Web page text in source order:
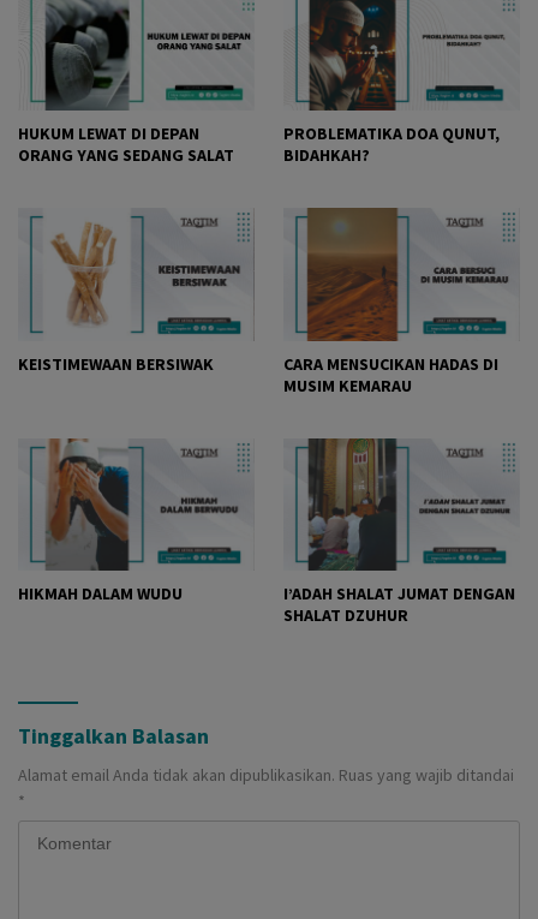
HUKUM LEWAT DI DEPAN
ORANG YANG SEDANG SALAT
PROBLEMATIKA DOA QUNUT,
BIDAHKAH?
KEISTIMEWAAN BERSIWAK
CARA MENSUCIKAN HADAS DI
MUSIM KEMARAU
HIKMAH DALAM WUDU
I’ADAH SHALAT JUMAT DENGAN
SHALAT DZUHUR
Tinggalkan Balasan
Alamat email Anda tidak akan dipublikasikan. Ruas yang wajib ditandai
*